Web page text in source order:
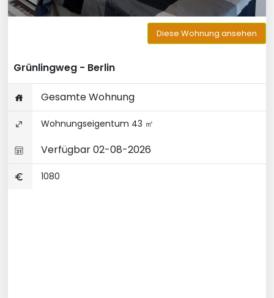
Diese Wohnung ansehen
Grünlingweg - Berlin
Gesamte Wohnung
Wohnungseigentum 43 ㎡
Verfügbar 02-08-2026
1080